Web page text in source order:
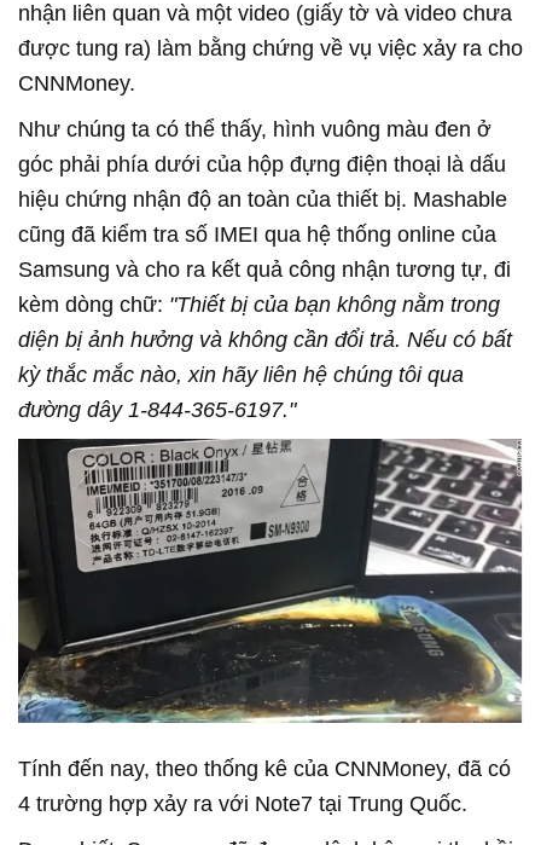
nhận liên quan và một video (giấy tờ và video chưa
được tung ra) làm bằng chứng về vụ việc xảy ra cho
CNNMoney.
Như chúng ta có thể thấy, hình vuông màu đen ở
góc phải phía dưới của hộp đựng điện thoại là dấu
hiệu chứng nhận độ an toàn của thiết bị. Mashable
cũng đã kiểm tra số IMEI qua hệ thống online của
Samsung và cho ra kết quả công nhận tương tự, đi
kèm dòng chữ: "Thiết bị của bạn không nằm trong
diện bị ảnh hưởng và không cần đổi trả. Nếu có bất
kỳ thắc mắc nào, xin hãy liên hệ chúng tôi qua
đường dây 1-844-365-6197."
Tính đến nay, theo thống kê của CNNMoney, đã có
4 trường hợp xảy ra với Note7 tại Trung Quốc.